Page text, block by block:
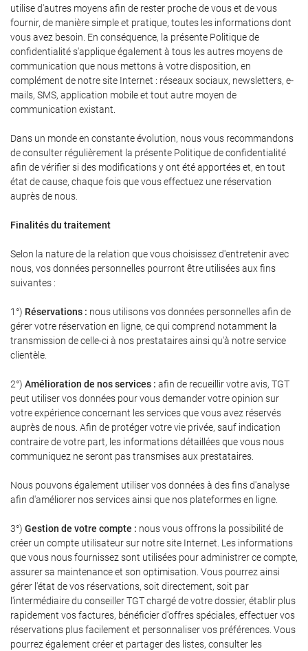
utilise d'autres moyens afin de rester proche de vous et de vous
fournir, de manière simple et pratique, toutes les informations dont
vous avez besoin. En conséquence, la présente Politique de
confidentialité s'applique également à tous les autres moyens de
communication que nous mettons à votre disposition, en
complément de notre site Internet : réseaux sociaux, newsletters, e-
mails, SMS, application mobile et tout autre moyen de
communication existant.
Dans un monde en constante évolution, nous vous recommandons
de consulter régulièrement la présente Politique de confidentialité
afin de vérifier si des modifications y ont été apportées et, en tout
état de cause, chaque fois que vous effectuez une réservation
auprès de nous.
Finalités du traitement
Selon la nature de la relation que vous choisissez d'entretenir avec
nous, vos données personnelles pourront être utilisées aux fins
suivantes :
1°) Réservations : nous utilisons vos données personnelles afin de
gérer votre réservation en ligne, ce qui comprend notamment la
transmission de celle-ci à nos prestataires ainsi qu'à notre service
clientèle.
2°) Amélioration de nos services : afin de recueillir votre avis, TGT
peut utiliser vos données pour vous demander votre opinion sur
votre expérience concernant les services que vous avez réservés
auprès de nous. Afin de protéger votre vie privée, sauf indication
contraire de votre part, les informations détaillées que vous nous
communiquez ne seront pas transmises aux prestataires.
Nous pouvons également utiliser vos données à des fins d'analyse
afin d'améliorer nos services ainsi que nos plateformes en ligne.
3°) Gestion de votre compte : nous vous offrons la possibilité de
créer un compte utilisateur sur notre site Internet. Les informations
que vous nous fournissez sont utilisées pour administrer ce compte,
assurer sa maintenance et son optimisation. Vous pourrez ainsi
gérer l'état de vos réservations, soit directement, soit par
l'intermédiaire du conseiller TGT chargé de votre dossier, établir plus
rapidement vos factures, bénéficier d'offres spéciales, effectuer vos
réservations plus facilement et personnaliser vos préférences. Vous
pourrez également créer et partager des listes, consulter les